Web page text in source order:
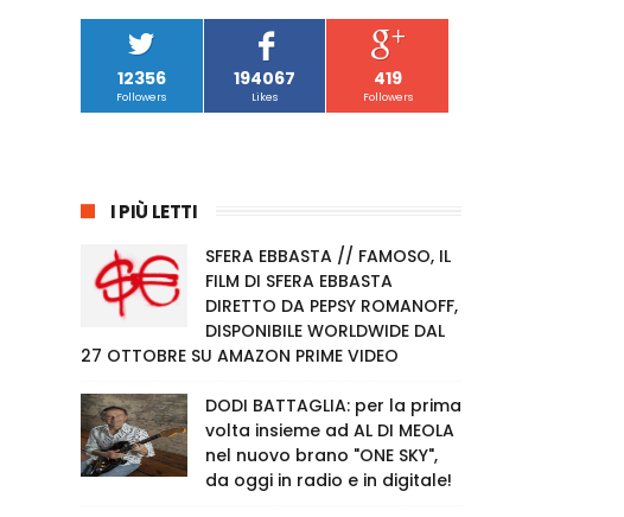
12356
Followers
194067
Likes
419
Followers
I PIÙ LETTI
SFERA EBBASTA // FAMOSO, IL
FILM DI SFERA EBBASTA
DIRETTO DA PEPSY ROMANOFF,
DISPONIBILE WORLDWIDE DAL
27 OTTOBRE SU AMAZON PRIME VIDEO
DODI BATTAGLIA: per la prima
volta insieme ad AL DI MEOLA
nel nuovo brano "ONE SKY",
da oggi in radio e in digitale!